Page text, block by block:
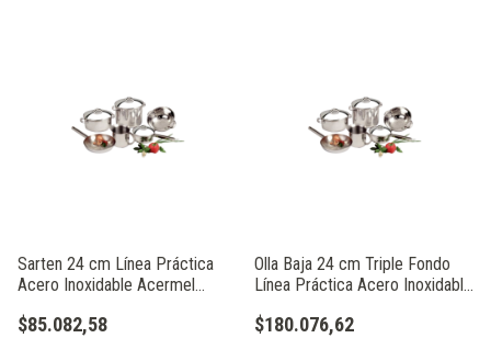
Sarten 24 cm Línea Práctica
Acero Inoxidable Acermel
$85.082,58
Olla Baja 24 cm Triple Fondo
Línea Práctica Acero Inoxidable
$180.076,62